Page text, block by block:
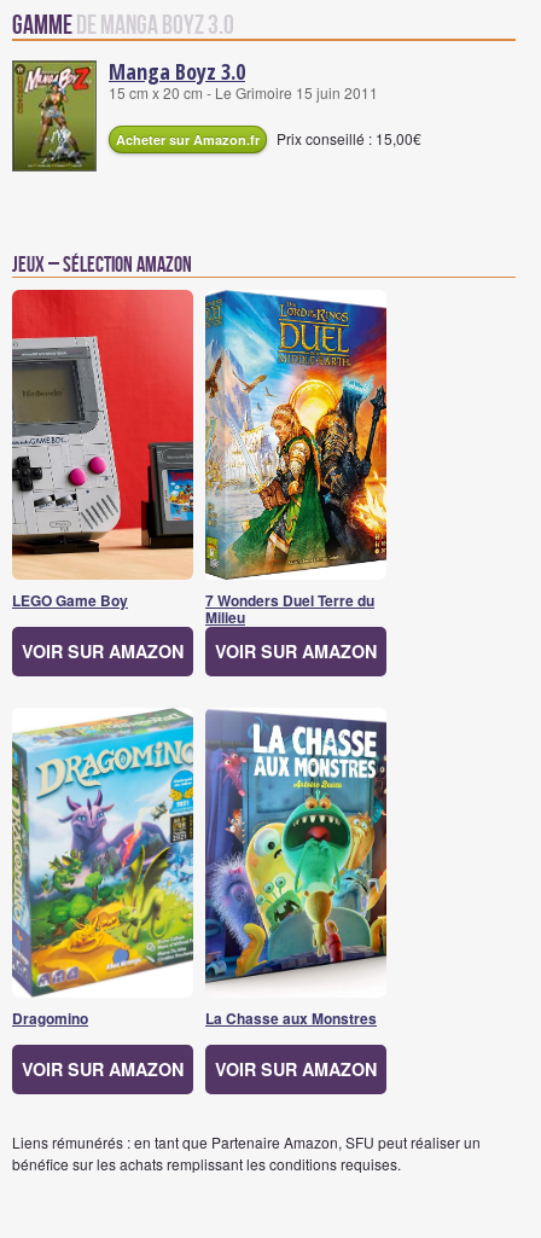
Gammede Manga Boyz 3.0
Manga Boyz 3.0
15 cm x 20 cm - Le Grimoire 15 juin 2011
Acheter sur Amazon.fr Prix conseillé : 15,00€
Jeux – Sélection Amazon
LEGO Game Boy
VOIR SUR AMAZON
7 Wonders Duel Terre du
Milieu
VOIR SUR AMAZON
Dragomino
VOIR SUR AMAZON
La Chasse aux Monstres
VOIR SUR AMAZON
Liens rémunérés : en tant que Partenaire Amazon, SFU peut réaliser un
bénéfice sur les achats remplissant les conditions requises.